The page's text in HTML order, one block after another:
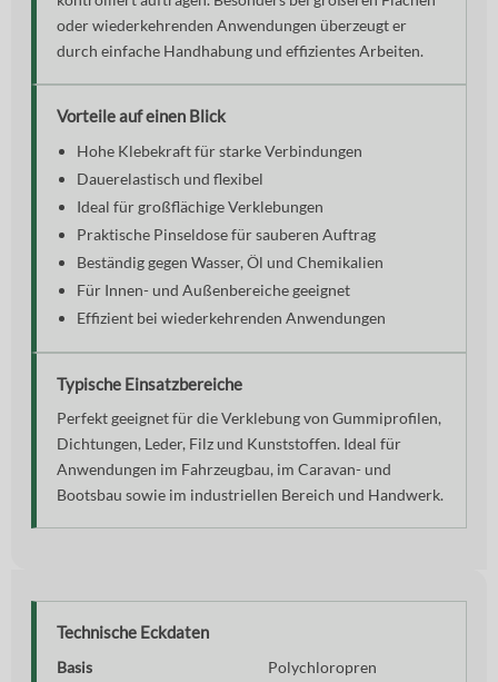
oder wiederkehrenden Anwendungen überzeugt er
durch einfache Handhabung und effizientes Arbeiten.
Vorteile auf einen Blick
Hohe Klebekraft für starke Verbindungen
Dauerelastisch und flexibel
Ideal für großflächige Verklebungen
Praktische Pinseldose für sauberen Auftrag
Beständig gegen Wasser, Öl und Chemikalien
Für Innen- und Außenbereiche geeignet
Effizient bei wiederkehrenden Anwendungen
Typische Einsatzbereiche
Perfekt geeignet für die Verklebung von Gummiprofilen,
Dichtungen, Leder, Filz und Kunststoffen. Ideal für
Anwendungen im Fahrzeugbau, im Caravan- und
Bootsbau sowie im industriellen Bereich und Handwerk.
Technische Eckdaten
Basis Polychloropren